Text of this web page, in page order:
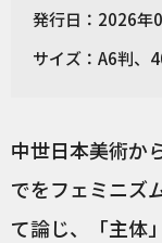
発行日：2026年
サイズ：A6判、
中世日本美術か
でをフェミニズ
て論じ、「主体